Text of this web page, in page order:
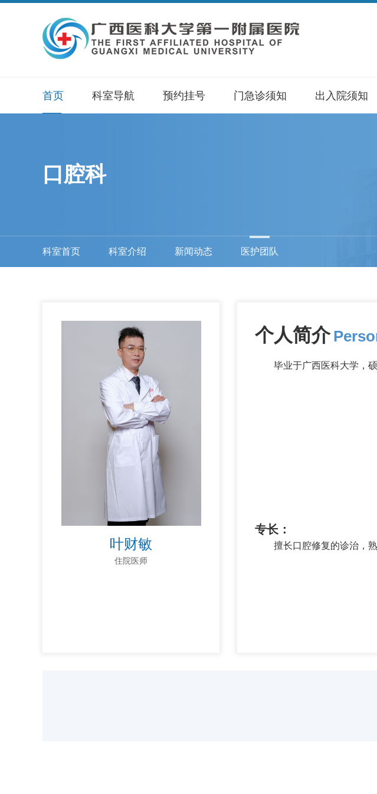
首页 科室导航 预约挂号 门急诊须知 出入院须知
口腔科
科室首页 科室介绍 新闻动态 医护团队
叶财敏
住院医师
个人简介
毕业于广西医科大学，
专长：
擅长口腔修复的诊治，